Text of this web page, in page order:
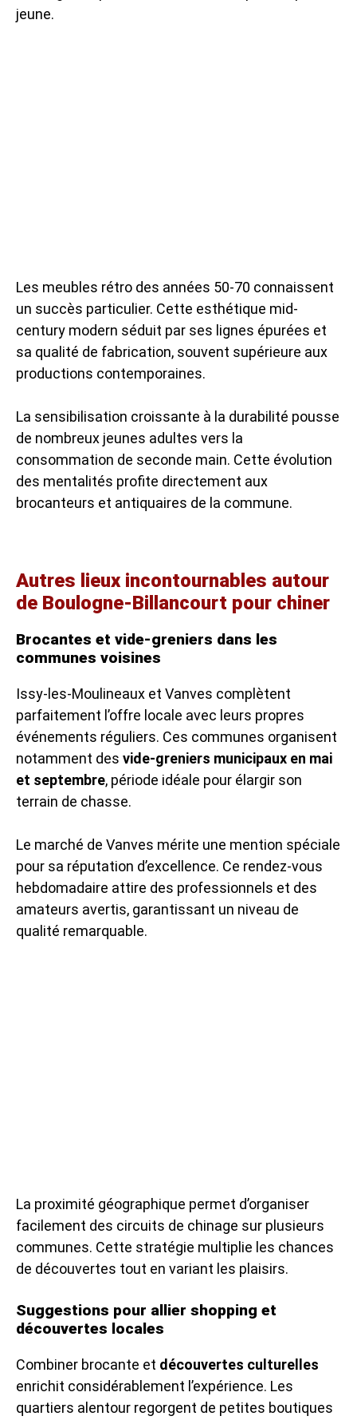
jeune.
Les meubles rétro des années 50-70 connaissent
un succès particulier. Cette esthétique mid-
century modern séduit par ses lignes épurées et
sa qualité de fabrication, souvent supérieure aux
productions contemporaines.
La sensibilisation croissante à la durabilité pousse
de nombreux jeunes adultes vers la
consommation de seconde main. Cette évolution
des mentalités profite directement aux
brocanteurs et antiquaires de la commune.
Autres lieux incontournables autour
de Boulogne-Billancourt pour chiner
Brocantes et vide-greniers dans les
communes voisines
Issy-les-Moulineaux et Vanves complètent
parfaitement l’offre locale avec leurs propres
événements réguliers. Ces communes organisent
notamment des vide-greniers municipaux en mai
et septembre, période idéale pour élargir son
terrain de chasse.
Le marché de Vanves mérite une mention spéciale
pour sa réputation d’excellence. Ce rendez-vous
hebdomadaire attire des professionnels et des
amateurs avertis, garantissant un niveau de
qualité remarquable.
La proximité géographique permet d’organiser
facilement des circuits de chinage sur plusieurs
communes. Cette stratégie multiplie les chances
de découvertes tout en variant les plaisirs.
Suggestions pour allier shopping et
découvertes locales
Combiner brocante et découvertes culturelles
enrichit considérablement l’expérience. Les
quartiers alentour regorgent de petites boutiques